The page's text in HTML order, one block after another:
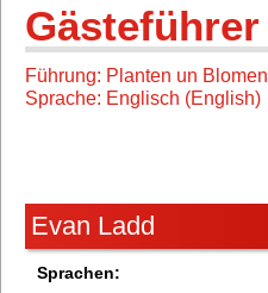
Gästeführer
Führung: Planten un Blomen
Sprache: Englisch (English)
Evan Ladd
Sprachen: